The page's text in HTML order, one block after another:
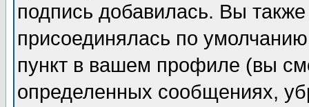
подпись добавилась. Вы
присоединялась по
пункт в вашем профиле (вы
определенных сообщениях,